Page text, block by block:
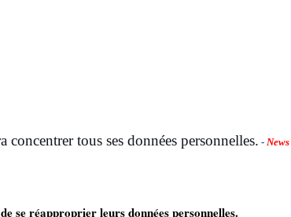
tous ses données personnelles. - News
se réapproprier leurs données personnelles.